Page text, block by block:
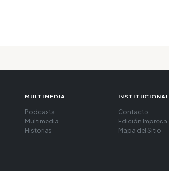
MULTIMEDIA
Podcasts
Multimedia
Historias
INSTITUCIONAL
Contacto
Edición Impresa
Mapa del Sitio